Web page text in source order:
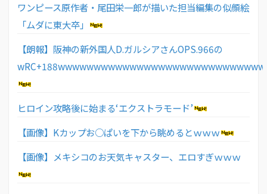
ワンピース原作者・尾田栄一郎が描いた担当編集の似顔絵
「ムダに東大卒」
【朗報】阪神の新外国人D.ガルシアさんOPS.966の
ヒロイン攻略後に始まる‘エクストラモード’
【画像】Kカップお○ぱいを下から眺めるとｗｗｗ
【画像】メキシコのお天気キャスター、エロすぎｗｗｗ